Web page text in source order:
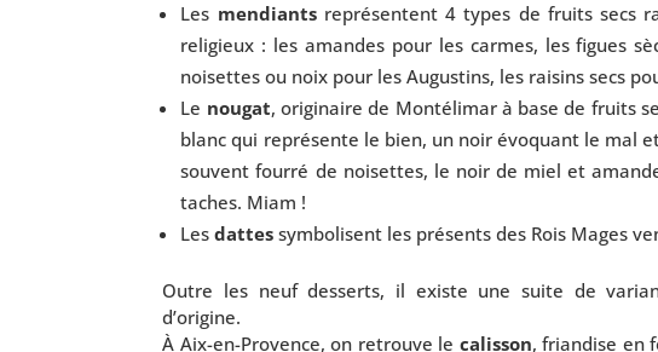
Les men­diantsrepré­sentent 4 types de fruits secs
reli­gieux : les amandes pour les carmes, les figues
noi­settes ou noix pour les Augustins, les rai­sins secs
Le nou­gat, ori­gi­naire de Montélimar à base de fruits
blanc qui repré­sente le bien, un noir évo­quant le mal
sou­vent four­ré de noi­settes, le noir de miel et
taches. Miam !
Lesdattes sym­bo­lisent les pré­sents des Rois Mages
Outre les neuf des­serts, il existe une suite de
d’origine.
À Aix-en-Provence, on retrouve le calis­son, frian­dise en